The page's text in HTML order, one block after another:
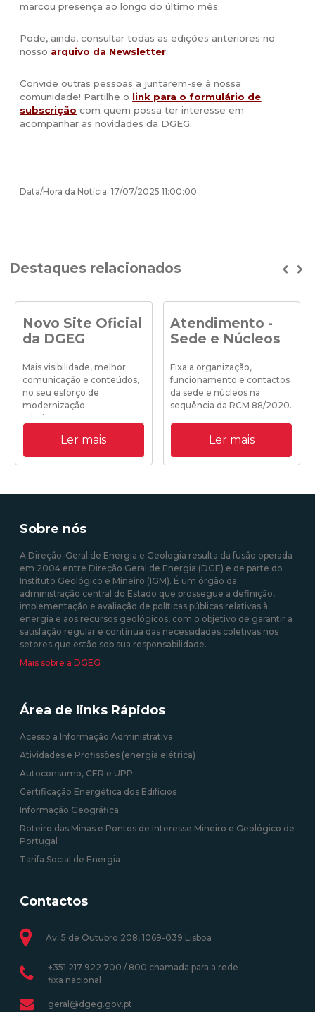
marcou presença ao longo do último mês.
Pode, ainda, consultar todas as edições anteriores no
nosso arquivo da Newsletter.
Convide outras pessoas a juntarem-se à nossa
comunidade! Partilhe o link para o formulário de
subscrição com quem possa ter interesse em
acompanhar as novidades da DGEG.
Data/Hora da Notícia: 17/07/2025 11:00:00
Destaques relacionados
Novo Site Oficial
da DGEG
Mais visibilidade, melhor
comunicação e conteúdos,
no seu esforço de
modernização
administrativa a DGEG
institucional.
31/08/2020 09:00:00
Ler mais
Atendimento -
Sede e Núcleos
Fixa a organização,
funcionamento e contactos
da sede e núcleos na
sequência da RCM 88/2020.
19/10/2020 18:25:00
Ler mais
Sobre nós
A Direção-Geral de Energia e Geologia resulta da fusão operada
em 2004 entre Direção Geral de Energia (DGE) e de parte do
Instituto Geológico e Mineiro (IGM). É um órgão da
administração central do Estado que prossegue a definição,
implementação e avaliação de políticas públicas relativas à
energia e aos recursos geológicos, com o objetivo de garantir a
satisfação regular e contínua das necessidades coletivas nos
setores que estão sob sua responsabilidade.
Mais sobre a DGEG
Área de links Rápidos
Acesso a Informação Administrativa
Atividades e Profissões (energia elétrica)
Autoconsumo, CER e UPP
Certificação Energética dos Edifícios
Informação Geográfica
Roteiro das Minas e Pontos de Interesse Mineiro e Geológico de
Portugal
Tarifa Social de Energia
Contactos
Av. 5 de Outubro 208, 1069-039 Lisboa
+351 217 922 700 / 800 chamada para a rede
fixa nacional
geral@dgeg.gov.pt